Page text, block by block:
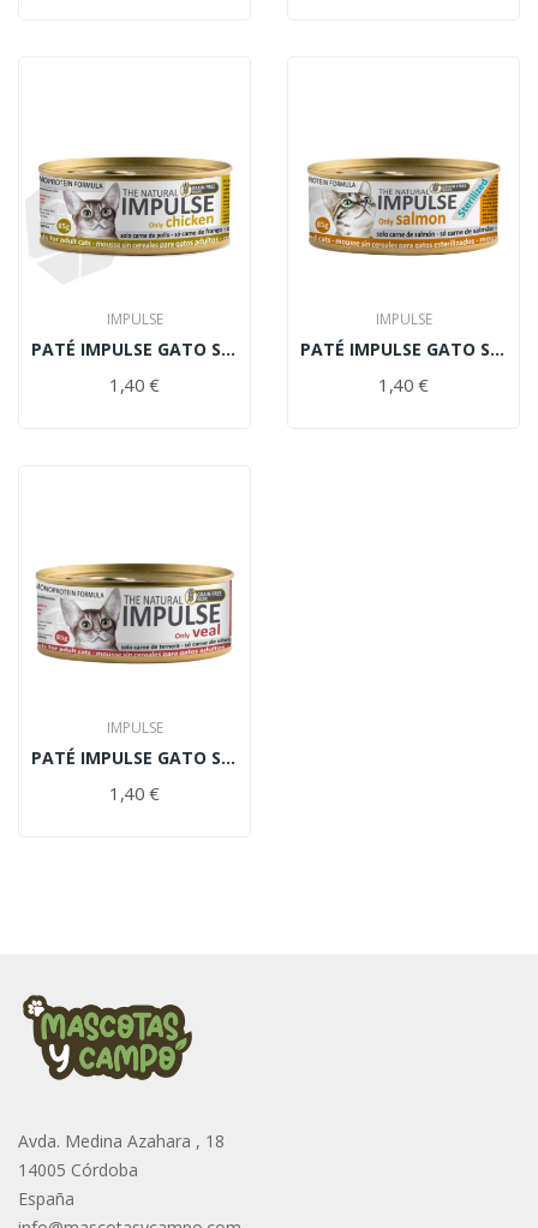
IMPULSE
PATÉ IMPULSE GATO SIN CEREALES POLLO 85gr
1,40 €
IMPULSE
PATÉ IMPULSE GATO SIN CEREALES STERILIZED...
1,40 €
IMPULSE
PATÉ IMPULSE GATO SIN CEREALES TERNERA 85gr
1,40 €
Avda. Medina Azahara , 18
14005 Córdoba
España